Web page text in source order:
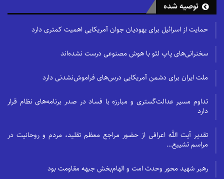
توصیه شده
حمایت از اسرائیل برای یهودیان جوان آمریکایی اهمیت کمتری دارد
سخنرانی‌های پاپ لئو با هوش مصنوعی درست نشده‌اند
ملت ایران برای دشمن آمریکایی درس‌های فراموش‌نشدنی دارد
تداوم مسیر عدالت‌گستری و مبارزه با فساد در صدر برنامه‌های نظام قرار
دارد
تقدیر آیت الله اعرافی از حضور مراجع معظم تقلید، مردم و روحانیت در
مراسم تشییع…
رهبر شهید محور وحدت امت و الهام‌بخش جبهه مقاومت بود